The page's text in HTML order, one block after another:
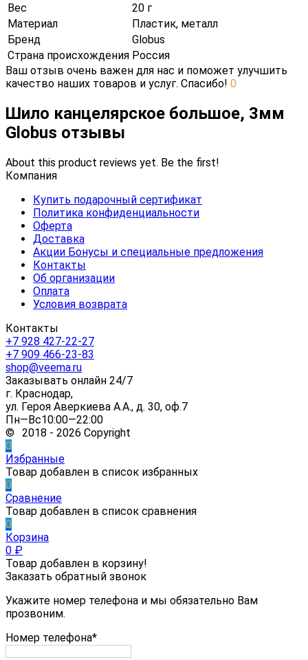
Вес
20 г
Материал
Пластик, металл
Бренд
Globus
Страна происхождения Россия
Ваш отзыв очень важен для нас и поможет улучшить
качество наших товаров и услуг. Спасибо! 0
Шило канцелярское большое, 3мм
Globus отзывы
About this product reviews yet. Be the first!
Компания
Купить подарочный сертификат
Политика конфиденциальности
Оферта
Доставка
Акции Бонусы и специальные предложения
Контакты
Об организации
Оплата
Условия возврата
Контакты
+7 928 427-22-27
+7 909 466-23-83
shop@veema.ru
Заказывать онлайн 24/7
г. Краснодар,
ул. Героя Аверкиева А.А., д. 30, оф.7
Пн—Вс10:00—22:00
© 2018 - 2026 Copyright
0
Избранные
Товар добавлен в список избранных
0
Сравнение
Товар добавлен в список сравнения
0
Корзина
0 ₽
Товар добавлен в корзину!
Заказать обратный звонок
Укажите номер телефона и мы обязательно Вам
прозвоним.
Номер телефона*